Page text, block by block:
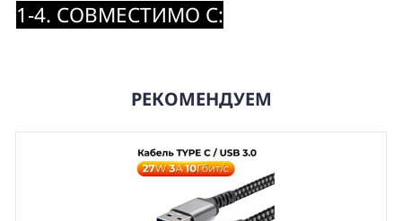
1-4. СОВМЕСТИМО С:
РЕКОМЕНДУЕМ